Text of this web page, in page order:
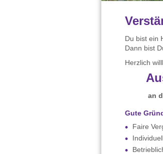
Du bist ein
Dann bist
Herzlich
an
Gute
Faire